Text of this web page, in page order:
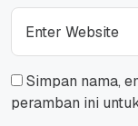
Simpan nama,
peramban ini